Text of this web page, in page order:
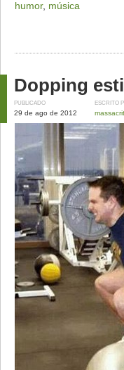
humor, música
Dopping
PUBLICADO
29 de ago de 2012
ESCRITO